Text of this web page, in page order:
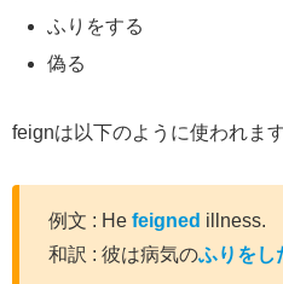
ふりをする
偽る
feignは以下のように使われます
例文 : He feigned illness.
和訳 : 彼は病気のふりをし